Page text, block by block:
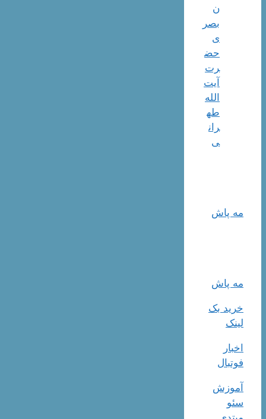
ن
بصر
ی
حض
رت
آیت
الله
طه
ران
ی
مه پاش
مه پاش
خرید بک
لینک
اخبار
فوتبال
آموزش
سئو